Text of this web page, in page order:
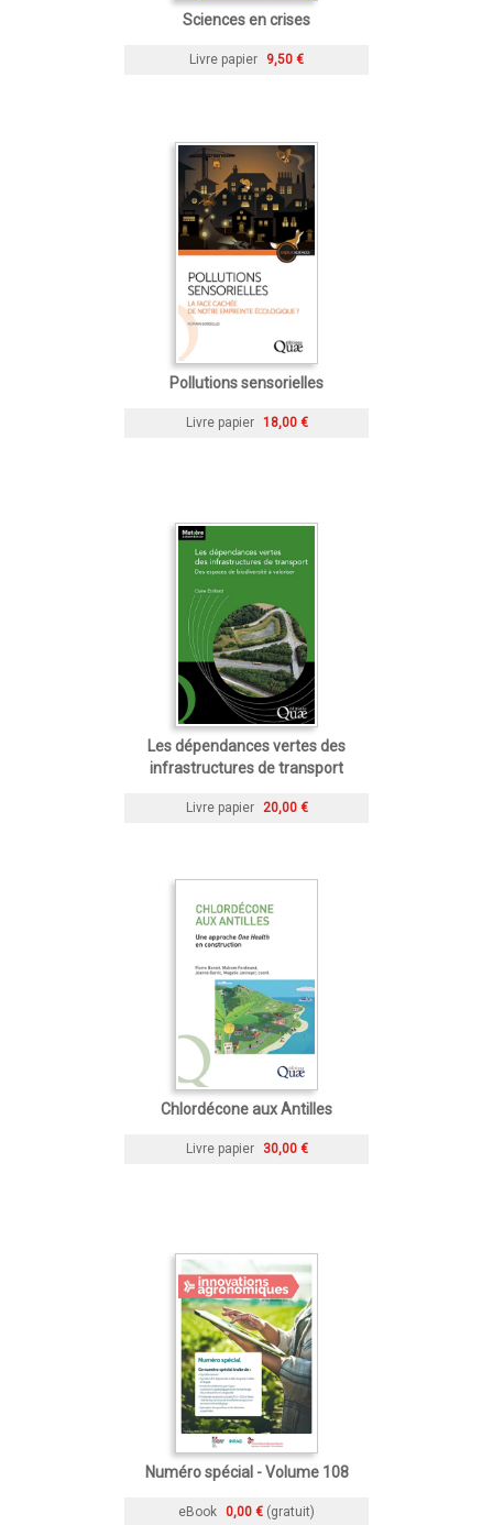
Sciences en crises
Livre papier 9,50 €
Pollutions sensorielles
Livre papier 18,00 €
Les dépendances vertes des
infrastructures de transport
Livre papier 20,00 €
Chlordécone aux Antilles
Livre papier 30,00 €
Numéro spécial - Volume 108
eBook 0,00 € (gratuit)